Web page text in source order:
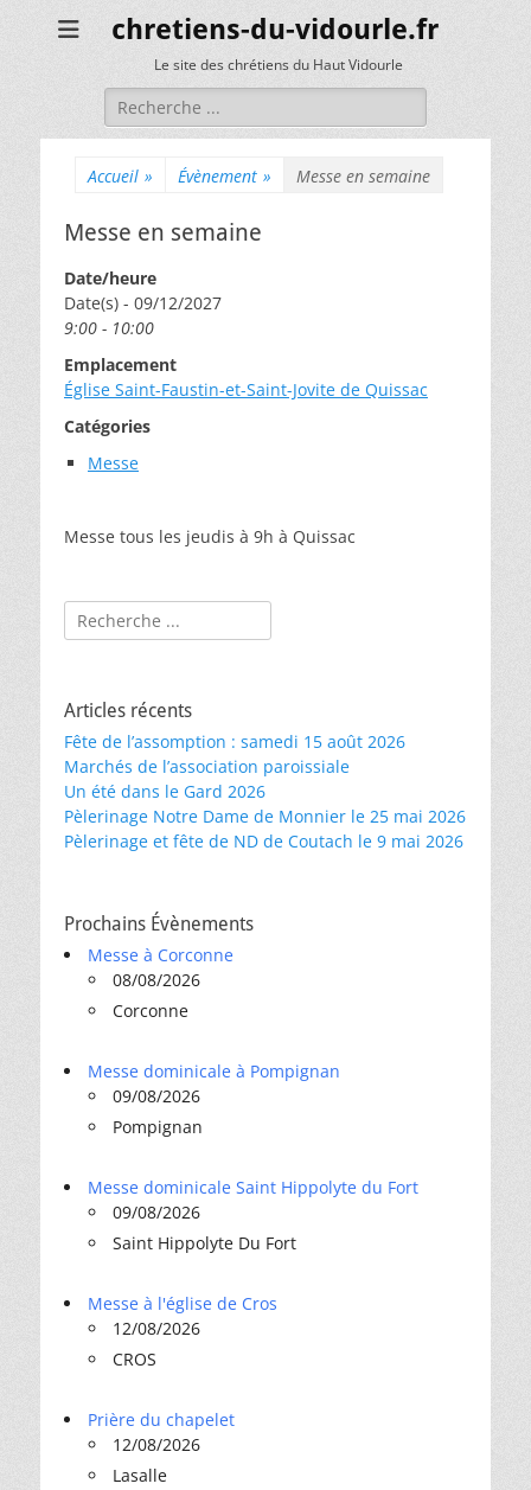
chretiens-du-vidourle.fr
Le site des chrétiens du Haut Vidourle
Rechercher :
Accueil » Évènement » Messe en semaine
Messe en semaine
Date/heure
Date(s) - 09/12/2027
9:00 - 10:00
Emplacement
Église Saint-Faustin-et-Saint-Jovite de Quissac
Catégories
Messe
Messe tous les jeudis à 9h à Quissac
Rechercher :
Articles récents
Fête de l’assomption : samedi 15 août 2026
Marchés de l’association paroissiale
Un été dans le Gard 2026
Pèlerinage Notre Dame de Monnier le 25 mai 2026
Pèlerinage et fête de ND de Coutach le 9 mai 2026
Prochains Évènements
Messe à Corconne
08/08/2026
Corconne
Messe dominicale à Pompignan
09/08/2026
Pompignan
Messe dominicale Saint Hippolyte du Fort
09/08/2026
Saint Hippolyte Du Fort
Messe à l'église de Cros
12/08/2026
CROS
Prière du chapelet
12/08/2026
Lasalle